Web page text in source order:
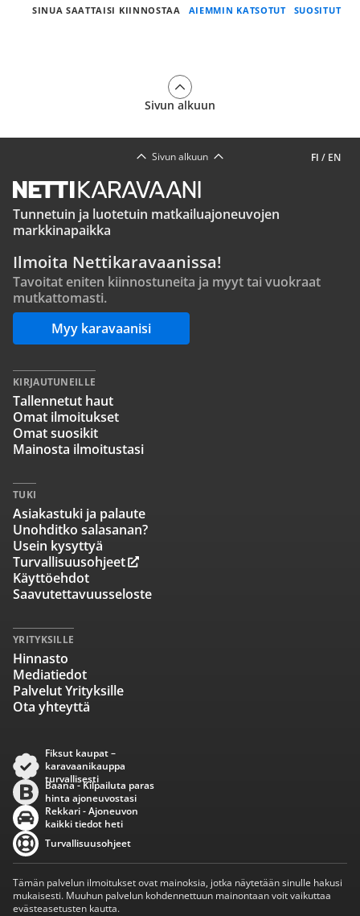
SINUA SAATTAISI KIINNOSTAA AIEMMIN KATSOTUT SUOSITUT
Sivun alkuun
FI / EN
Sivun alkuun
Tunnetuin ja luotetuin matkailuajoneuvojen
markkinapaikka
Ilmoita Nettikaravaanissa!
Tavoitat eniten kiinnostuneita ja myyt tai vuokraat
mutkattomasti.
Myy karavaanisi
KIRJAUTUNEILLE
Tallennetut haut
Omat ilmoitukset
Omat suosikit
Mainosta ilmoitustasi
TUKI
Asiakastuki ja palaute
Unohditko salasanan?
Usein kysyttyä
Turvallisuusohjeet
Käyttöehdot
Saavutettavuusseloste
YRITYKSILLE
Hinnasto
Mediatiedot
Palvelut Yrityksille
Ota yhteyttä
Fiksut kaupat –
karavaanikauppa
turvallisesti
Baana - Kilpailuta paras
hinta ajoneuvostasi
Rekkari - Ajoneuvon
kaikki tiedot heti
Turvallisuusohjeet
Tämän palvelun ilmoitukset ovat mainoksia, jotka näytetään sinulle hakusi
mukaisesti. Muuhun palvelun kohdennettuun mainontaan voit vaikuttaa
evästeasetusten kautta.